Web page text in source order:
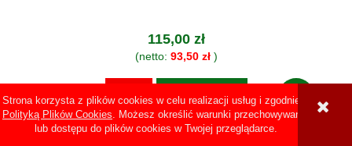
Strona korzysta z plików cookies w celu realizacji usług i zgodnie z
Polityką Plików Cookies. Możesz określić warunki przechowywania
lub dostępu do plików cookies w Twojej przeglądarce.
115,00 zł
(netto: 93,50 zł)